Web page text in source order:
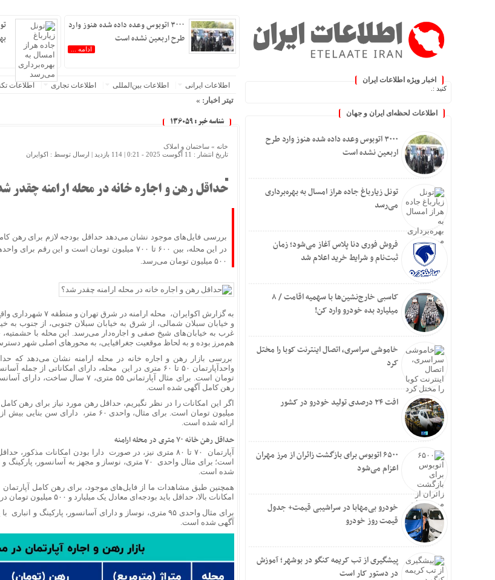
اخبار ویژه اطلاعات ایران
اطلاعات لحظه‌ای ایران و جهان
۳۰۰۰ اتوبوس وعده داده شده هنوز وارد طرح
اربعین نشده است
تونل زیارباغ جاده هراز امسال به بهره‌برداری
می‌رسد
فروش فوری دنا پلاس آغاز می‌شود؛ زمان
ثبت‌نام و شرایط خرید اعلام شد
کاسبی خارج‌نشین‌ها با سهمیه اقامت / ۸
میلیارد بده خودرو وارد کن!
خاموشی سراسری، اتصال اینترنت کوبا را مختل
کرد
افت ۲۴ درصدی تولید خودرو در کشور
۶۵۰۰ اتوبوس برای بازگشت زائران از مرز مهران
اعزام می‌شود
خودرو بی‌مهابا در سراشیبی قیمت+ جدول
قیمت روز خودرو
پیشگیری از تب کریمه کنگو در بوشهر؛ آموزش
در دستور کار است
۳۰۰۰ اتوبوس وعده داده شده هنوز وارد
طرح اربعین نشده است
ادامه ...
اطلاعات‌ ‎ایرانی اطلاعات بین‌المللی اطلاعات تجاری اطلاعات
تیتر اخبار: »
۳۰۰۰ اتوبوس وعده داده شده هنوز وارد طرح اربعین نشده است
فروش فوری دنا پلاس آغاز می‌شود؛ زمان ثبت‌نام و شرایط خرید اعلام شد
کاسبی خارج‌نشین‌ها با سهمیه اقامت / ۸ میلیارد بده خودرو وارد کن!
افت ۲۴ درصدی تولید خودرو در کشور
سیلیکن ولیِ تهران؛ این ایران نسل Z مگر متوقف شدنی است؟ / آینده ایران را این دانش آموزان می سازند
گلایه اطهاری از عدم درک مفاهیم بنیادین توسعه دانش بنیان در ایران/ پروژه‌های
وام ودیعه مسکن برای آسیب‌دیدگان جنگ پرداخت می‌شود؛ جزئیات مبالغ اعلام شد
دوراهی ماندن و رفتن / چرا حقوق بالاتر دیگر مانع مهاجرت نیست؟
طنین عشق در جغرافیای دل/حیات معنوی و برنامه‌های راهپیمایی جاماندگان
موج گرما در شرق آسیا؛ کاهش تولید کشاورزی و افزایش قیمت انرژی
نتانیاهو: با ترامپ درباره حماس مخالفم
عراقچی: سالی یک‌بار با اربعین نفس تازه می‌کنیم
بارش‌های سیل‌آسا در راه ۳ استان؛ هشدار بارش‌های تابستانه در هرمزگان
سردار کرمی: در کمین تروریست‌ها و آماده پاسخ قاطع به دشمن هستیم
مسکو: کشورهای عضو ناتو حامیان تروریسم هستند
درخواست ظفرقندی برای بررسی سلامت دهان و دندان دانش آموزان
بازدید فرمانده نیروی زمینی سپاه از مناطق عملیاتی شمالغرب
آغاز پیش‌فروش بلیت قطار برای نیمۀ دوم مرداد
سردار رضایی: ضربات شدیدی در جنگ ۱۷ روزه محرم به امریکا وارد کردیم
نتایج آزمون‌های سمپاد و نمونه دولتی هفته آینده منتشر می‌شود
افزایش ۵ درصدی ظرفیت قطارهای اربعین
مشاهده اولین نسخه One UI 9.5 روی سرورهای سامسونگ
پیش‌بینی ۱۳۰ هکتار زمین برای زیرساخت‌های خدماتی راه‌آهن چابهار – زاهدان
تکرار دروغ‌گویی های ترامپ: مذاکرات با ایران هم‌اکنون در حال انجام است!
پزشکیان: تحقق عدالت در سلامت، از الزامات توسعه و حکمرانی کارآمد است
ایمپلنت دیجیتال در کرج
شناسه خبر : 136059
خانه » ساختمان و املاک
تاریخ انتشار : 11 آگوست 2025 - 0:21 |
114 بازدید | ارسال توسط : اکوایران
حداقل رهن و اجاره خانه در محله ارامنه چقدر
۵۰۰ میلیون تومان می‌رسد.
به گزارش اکوایران، محله
و خیابان سبلان شمالی، از شرق به خیابان سبلان جنوبی، از جنوب به
غرب به خیابان‌های شیخ صفی و اجاره‌دار می‌رسد. این محله با حشمتیه،
هم‌مرز بوده و به لحاظ موقعیت جغرافیایی، به محورهای اصلی شهر
بررسی بازار رهن و اجاره خانه در محله ارامنه نشان می‌دهد که
رهن کامل آگهی شده است.
ارائه شده است.
حداقل رهن خانه ۷۰ متری در محله ارامنه
است؛ برای مثال واحدی ۷۰ متری، نوساز و مجهز به
شده است.
امکانات بالا، حداقل باید بودجه‌ای معادل یک میلیارد و ۵۰۰ میلیون تومان در نظر گرفت.
آگهی شده است.